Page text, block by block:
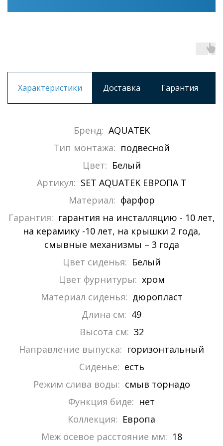
Характеристики Доставка Гарантия
Бренд: AQUATEK
Тип монтажа: подвесной
Цвет: Белый
Артикул: SET AQUATEK ЕВРОПА T
Материал: фарфор
Гарантия: гарантия на инсталляцию - 10 лет,
на керамику -10 лет, на крышки 2 года,
смывные механизмы – 3 года
Цвет сиденья: Белый
Цвет фурнитуры: хром
Материал сиденья: дюропласт
Длина см: 49
Высота см: 32
Направление выпуска: горизонтальный
Сиденье: есть
Режим слива воды: смыв торнадо
Функция биде: нет
Коллекция: Европа
Меж осевое расстояние мм: 18